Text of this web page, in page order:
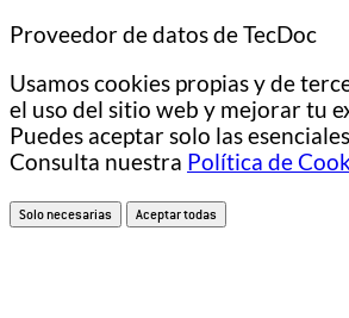
Proveedor de datos de TecDoc
Usamos cookies propias y de
el uso del sitio web y mejorar tu
Puedes aceptar solo las
Consulta nuestra Política de
Solo necesarias Aceptar todas